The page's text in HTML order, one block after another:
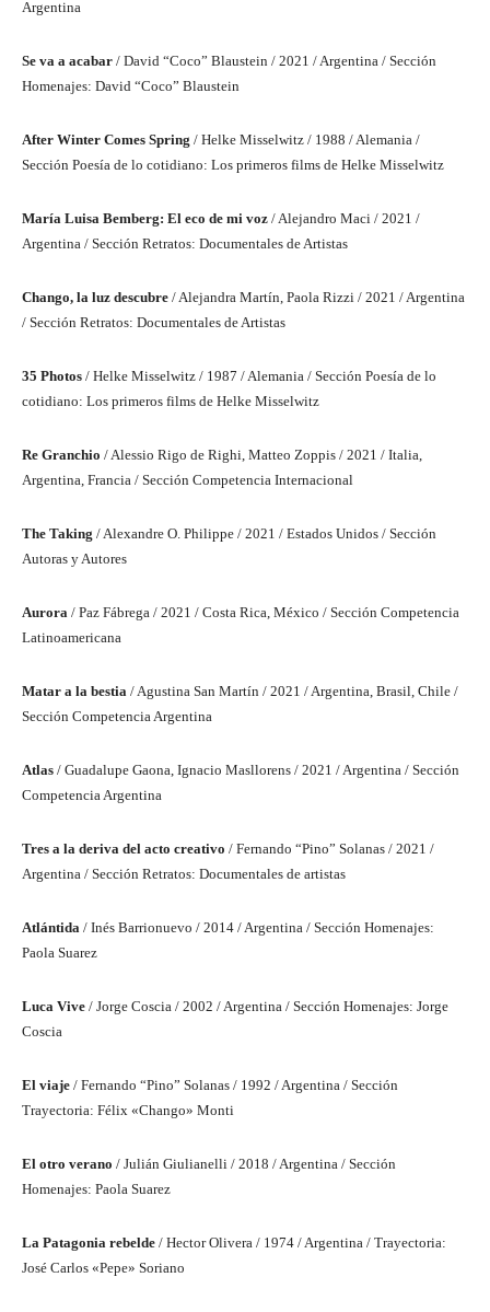
Argentina
Se va a acabar / David “Coco” Blaustein / 2021 / Argentina / Sección
Homenajes: David “Coco” Blaustein
After Winter Comes Spring / Helke Misselwitz / 1988 / Alemania /
Sección Poesía de lo cotidiano: Los primeros films de Helke Misselwitz
María Luisa Bemberg: El eco de mi voz / Alejandro Maci / 2021 /
Argentina / Sección Retratos: Documentales de Artistas
Chango, la luz descubre / Alejandra Martín, Paola Rizzi / 2021 / Argentina
/ Sección Retratos: Documentales de Artistas
35 Photos / Helke Misselwitz / 1987 / Alemania / Sección Poesía de lo
cotidiano: Los primeros films de Helke Misselwitz
Re Granchio / Alessio Rigo de Righi, Matteo Zoppis / 2021 / Italia,
Argentina, Francia / Sección Competencia Internacional
The Taking / Alexandre O. Philippe / 2021 / Estados Unidos / Sección
Autoras y Autores
Aurora / Paz Fábrega / 2021 / Costa Rica, México / Sección Competencia
Latinoamericana
Matar a la bestia / Agustina San Martín / 2021 / Argentina, Brasil, Chile /
Sección Competencia Argentina
Atlas / Guadalupe Gaona, Ignacio Masllorens / 2021 / Argentina / Sección
Competencia Argentina
Tres a la deriva del acto creativo / Fernando “Pino” Solanas / 2021 /
Argentina / Sección Retratos: Documentales de artistas
Atlántida / Inés Barrionuevo / 2014 / Argentina / Sección Homenajes:
Paola Suarez
Luca Vive / Jorge Coscia / 2002 / Argentina / Sección Homenajes: Jorge
Coscia
El viaje / Fernando “Pino” Solanas / 1992 / Argentina / Sección
Trayectoria: Félix «Chango» Monti
El otro verano / Julián Giulianelli / 2018 / Argentina / Sección
Homenajes: Paola Suarez
La Patagonia rebelde / Hector Olivera / 1974 / Argentina / Trayectoria:
José Carlos «Pepe» Soriano